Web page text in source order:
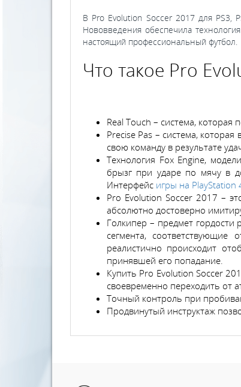
В Pro Evolution Soccer 2017 для PS3,
Нововведения обеспечила
настоящий профессиональный футбол.
Что такое Pro
Real Touch – система, которая
Precise Pas – система,
свою команду в результате
Технология Fox Engine,
брызг при ударе по мячу в
Интерфейс игры на PlayStation
Pro Evolution Soccer 2017 –
абсолютно достоверно
Голкипер – предмет
сегмента,
реалистично происходит
принявшей его попадание.
Купить Pro Evolution Soccer
своевременно переходить от
Точный контроль при
Продвинутый инструктаж